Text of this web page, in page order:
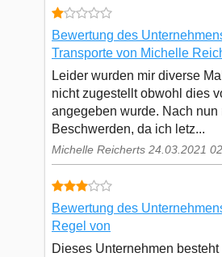
Bewertung des
Transporte von Michelle
Leider wurden mir diverse
nicht zugestellt obwohl dies
angegeben wurde. Nach nun
Beschwerden, da ich letz...
Michelle Reicherts 24.03.2021
Bewertung des
Regel von
Dieses Unternehmen